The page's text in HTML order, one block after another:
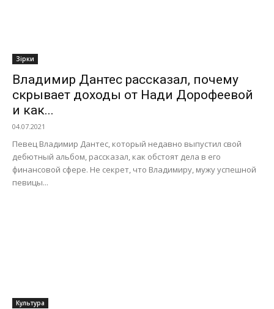
Зірки
Владимир Дантес рассказал, почему
скрывает доходы от Нади Дорофеевой
и как...
04.07.2021
Певец Владимир Дантес, который недавно выпустил свой
дебютный альбом, рассказал, как обстоят дела в его
финансовой сфере. Не секрет, что Владимиру, мужу успешной
певицы...
Культура